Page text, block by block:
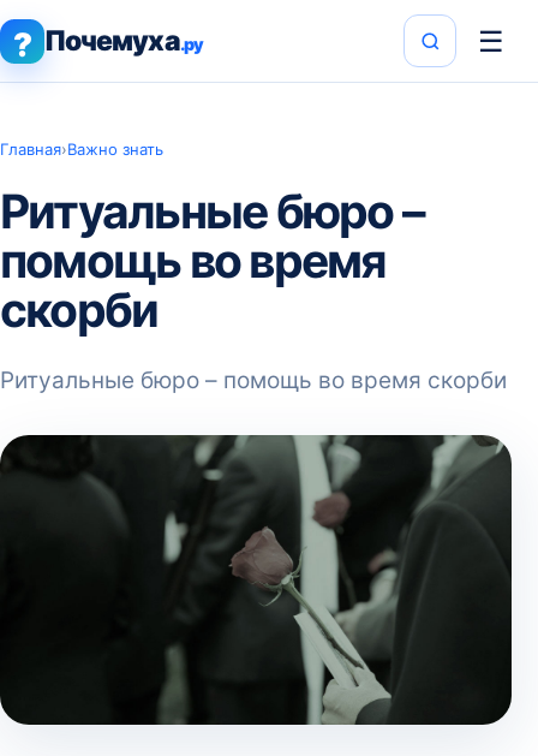
? Почемуха.ру ☰
Главная›Важно знать
Ритуальные бюро –
помощь во время
скорби
Ритуальные бюро – помощь во время скорби